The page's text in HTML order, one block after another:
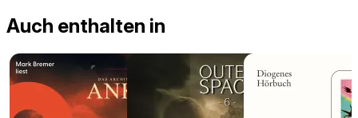
Auch enthalten in